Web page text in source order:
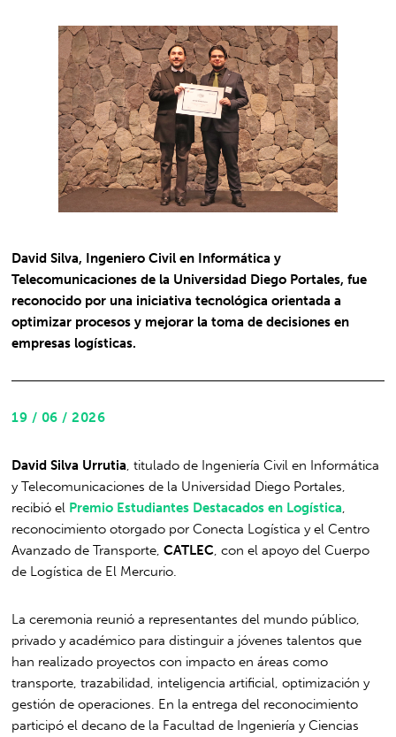
David Silva, Ingeniero Civil en Informática y
Telecomunicaciones de la Universidad Diego Portales, fue
reconocido por una iniciativa tecnológica orientada a
optimizar procesos y mejorar la toma de decisiones en
empresas logísticas.
19 / 06 / 2026
David Silva Urrutia , titulado de Ingeniería Civil en Informática
y Telecomunicaciones de la Universidad Diego Portales,
recibió el Premio Estudiantes Destacados en Logística
reconocimiento otorgado por Conecta Logística y el Centro
Avanzado de Transporte,CATLEC , con el apoyo del Cuerpo
de Logística de El Mercurio.
La ceremonia reunió a representantes del mundo público,
privado y académico para distinguir a jóvenes talentos que
han realizado proyectos con impacto en áreas como
transporte, trazabilidad, inteligencia artificial, optimización y
gestión de operaciones. En la entrega del reconocimiento
participó el decano de la Facultad de Ingeniería y Ciencias